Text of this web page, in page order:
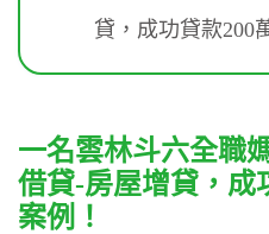
貸，成功貸款200
一名雲林斗六全職
借貸-房屋增貸，成
案例！